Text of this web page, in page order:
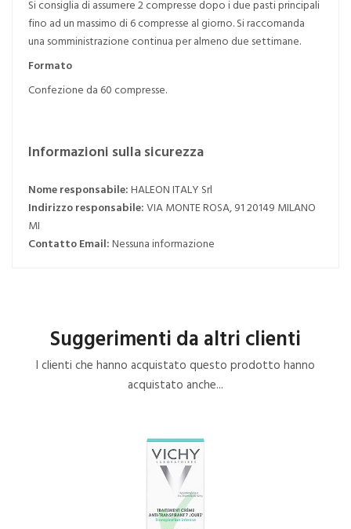
Si consiglia di assumere 2 compresse dopo i due pasti principali
fino ad un massimo di 6 compresse al giorno. Si raccomanda
una somministrazione continua per almeno due settimane.
Formato
Confezione da 60 compresse.
Informazioni sulla sicurezza
Nome responsabile:HALEON ITALY Srl
Indirizzo responsabile:VIA MONTE ROSA, 91 20149 MILANO
MI
Contatto Email:Nessuna informazione
Suggerimenti da altri clienti
I clienti che hanno acquistato questo prodotto hanno
acquistato anche...